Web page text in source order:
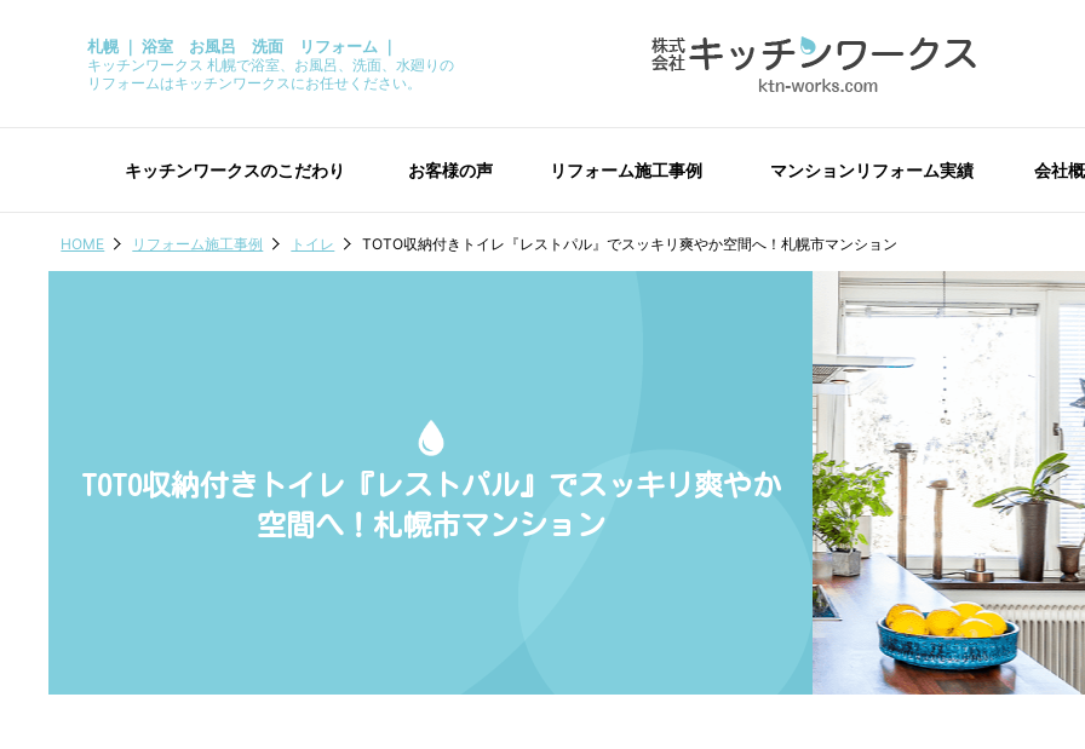
札幌 ｜ 浴室 お風呂 洗面 リフォーム ｜
キッチンワークス 札幌で浴室、お風呂、洗面、水廻りの
リフォームはキッチンワークスにお任せください。
キッチンワークスのこだわり お客様の声 リフォーム施工事例 マンションリフォーム実績 会社
HOME リフォーム施工事例 トイレ TOTO収納付きトイレ『レストパル』でスッキリ爽やか空間へ！札幌市マンション
TOTO収納付きトイレ『レストパル』でスッキリ爽やか
空間へ！札幌市マンション